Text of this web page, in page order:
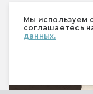
Мы используем
соглашаетесь
данных.
Бросай, пиши:
& write
Знаете, кто